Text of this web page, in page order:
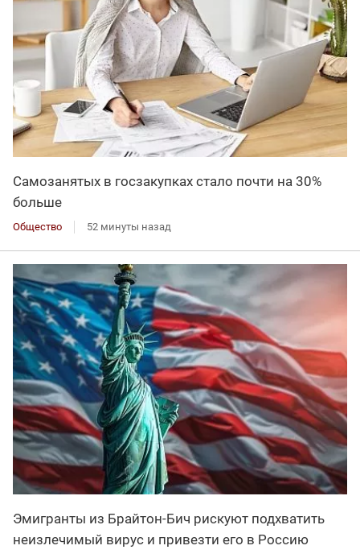
Самозанятых в госзакупках стало почти на 30%
больше
Общество 52 минуты назад
Эмигранты из Брайтон-Бич рискуют подхватить
неизлечимый вирус и привезти его в Россию